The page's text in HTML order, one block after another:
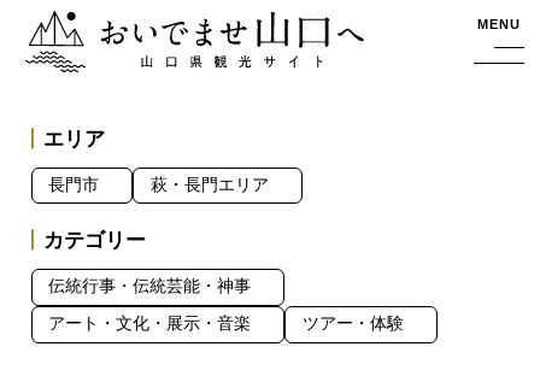
おいでませ山口へー山口県観光サイト MENU
エリア
長門市 萩・長門エリア
カテゴリー
伝統行事・伝統芸能・神事
アート・文化・展示・音楽 ツアー・体験